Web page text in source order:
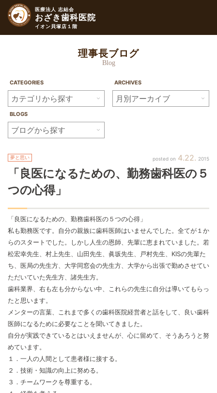
医療法人 志結会
おざき歯科医院
イオン貝塚店１階
理事長ブログ
Blog
CATEGORIES ARCHIVES
BLOGS
4 22 2015
夢と思い
「良医になるための、勤務歯科医の５
つの心得」
「良医になるための、勤務歯科医の５つの心得」
私も勤務医です。自分の親族に歯科医師はいませんでした。全てが１か
らのスタートでした。しかし人生の恩師、先輩に恵まれていました。若
松宏幸先生、村上先生、山田先生、眞坂先生、戸村先生、KISの先輩た
ち、医局の先生方、大学同窓会の先生方、大学から出張で勤めさせてい
ただいていた先生方、諸先生方。
歯科業界、右も左も分からない中、これらの先生に自分は導いてもらっ
たと思います。
メンターの言葉、これまで多くの歯科医院経営者と話をして、良い歯科
医師になるために必要なことを聞いてきました。
自分が実践できているとはいえませんが、心に留めて、そうあろうと努
めています。
１．一人の人間として患者様に接する。
２．技術・知識の向上に努める。
３．チームワークを尊重する。